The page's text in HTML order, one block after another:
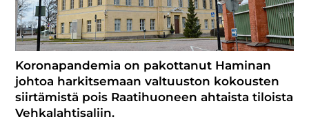
Koronapandemia on pakottanut Haminan
johtoa harkitsemaan valtuuston kokousten
siirtämistä pois Raatihuoneen ahtaista tiloista
Vehkalahtisaliin.